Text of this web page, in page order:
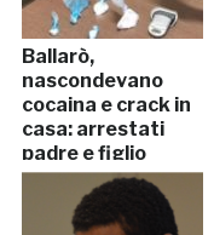
Ballarò,
nascondevano
cocaina e crack in
casa: arrestati
padre e figlio